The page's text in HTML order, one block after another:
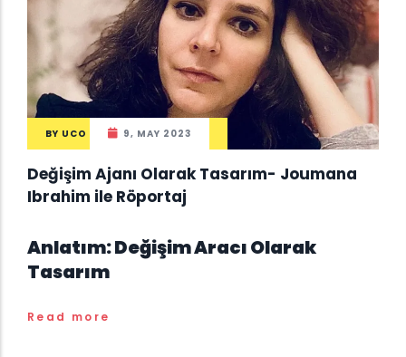
BY UCO 9, MAY 2023
Değişim Ajanı Olarak Tasarım- Joumana
Ibrahim ile Röportaj
Anlatım: Değişim Aracı Olarak
Tasarım
Read more